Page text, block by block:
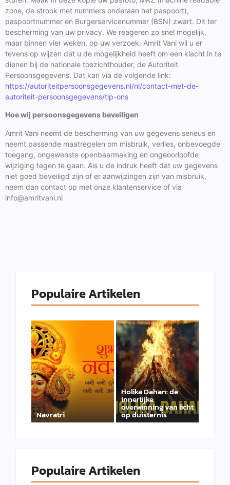
zone, de strook met nummers onderaan het paspoort),
paspoortnummer en Burgerservicenummer (BSN) zwart. Dit ter
bescherming van uw privacy. We reageren zo snel mogelijk,
maar binnen vier weken, op uw verzoek. Amrit Vani wil u er
tevens op wijzen dat u de mogelijkheid heeft om een klacht in te
dienen bij de nationale toezichthouder, de Autoriteit
Persoonsgegevens. Dat kan via de volgende link:
https://autoriteitpersoonsgegevens.nl/nl/contact-met-de-
autoriteit-persoonsgegevens/tip-ons
Hoe wij persoonsgegevens beveiligen
Amrit Vani neemt de bescherming van uw gegevens serieus en
neemt passende maatregelen om misbruik, verlies, onbevoegde
toegang, ongewenste openbaarmaking en ongeoorloofde
wijziging tegen te gaan. Als u de indruk heeft dat uw gegevens
niet goed beveiligd zijn of er aanwijzingen zijn van misbruik,
neem dan contact op met onze klantenservice of via
info@amritvani.nl
Populaire Artikelen
Navratri
Holika Dahan: de
innerlijke
overwinning van licht
op duisternis
Populaire Artikelen